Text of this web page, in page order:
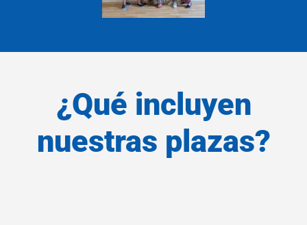
¿Qué incluyen
nuestras plazas?